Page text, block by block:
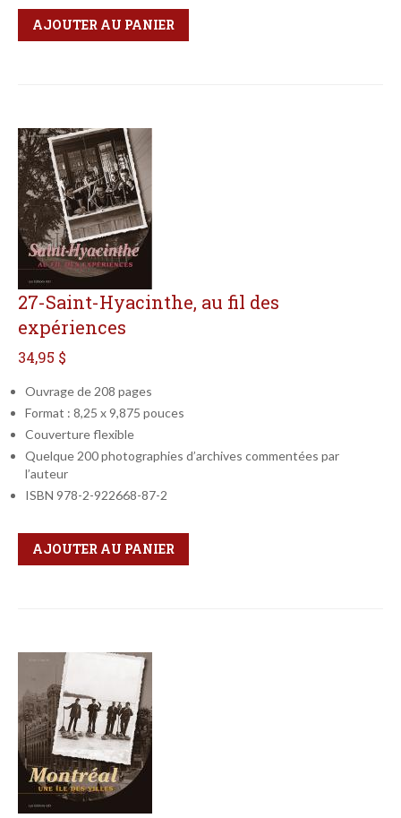
Qté
Format
AJOUTER AU PANIER
27-Saint-Hyacinthe, au fil des
expériences
34,95 $
Ouvrage de 208 pages
Format : 8,25 x 9,875 pouces
Couverture flexible
Quelque 200 photographies d’archives commentées par
l’auteur
ISBN 978-2-922668-87-2
Qté
Format
AJOUTER AU PANIER